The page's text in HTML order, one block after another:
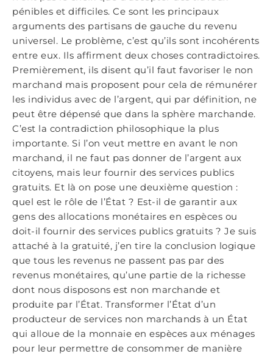
pénibles et difficiles. Ce sont les principaux
arguments des partisans de gauche du revenu
universel. Le problème, c’est qu’ils sont incohérents
entre eux. Ils affirment deux choses contradictoires.
Premièrement, ils disent qu’il faut favoriser le non
marchand mais proposent pour cela de rémunérer
les individus avec de l’argent, qui par définition, ne
peut être dépensé que dans la sphère marchande.
C’est la contradiction philosophique la plus
importante. Si l’on veut mettre en avant le non
marchand, il ne faut pas donner de l’argent aux
citoyens, mais leur fournir des services publics
gratuits. Et là on pose une deuxième question :
quel est le rôle de l’État ? Est-il de garantir aux
gens des allocations monétaires en espèces ou
doit-il fournir des services publics gratuits ? Je suis
attaché à la gratuité, j’en tire la conclusion logique
que tous les revenus ne passent pas par des
revenus monétaires, qu’une partie de la richesse
dont nous disposons est non marchande et
produite par l’État. Transformer l’État d’un
producteur de services non marchands à un État
qui alloue de la monnaie en espèces aux ménages
pour leur permettre de consommer de manière